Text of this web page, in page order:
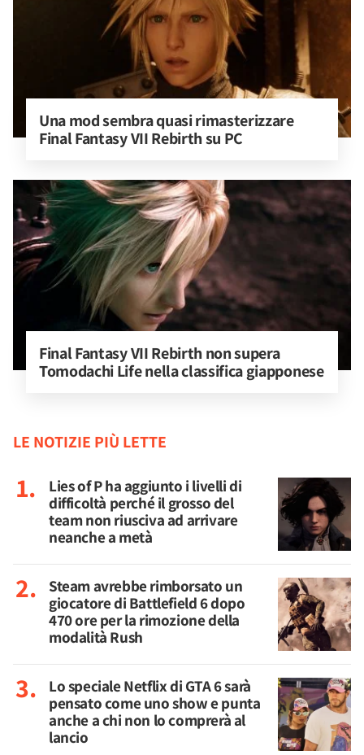
Una mod sembra quasi rimasterizzare
Final Fantasy VII Rebirth su PC
Final Fantasy VII Rebirth non supera
Tomodachi Life nella classifica giapponese
LE NOTIZIE PIÙ LETTE
Lies of P ha aggiunto i livelli di
difficoltà perché il grosso del
team non riusciva ad arrivare
neanche a metà
Steam avrebbe rimborsato un
giocatore di Battlefield 6 dopo
470 ore per la rimozione della
modalità Rush
Lo speciale Netflix di GTA 6 sarà
pensato come uno show e punta
anche a chi non lo comprerà al
lancio